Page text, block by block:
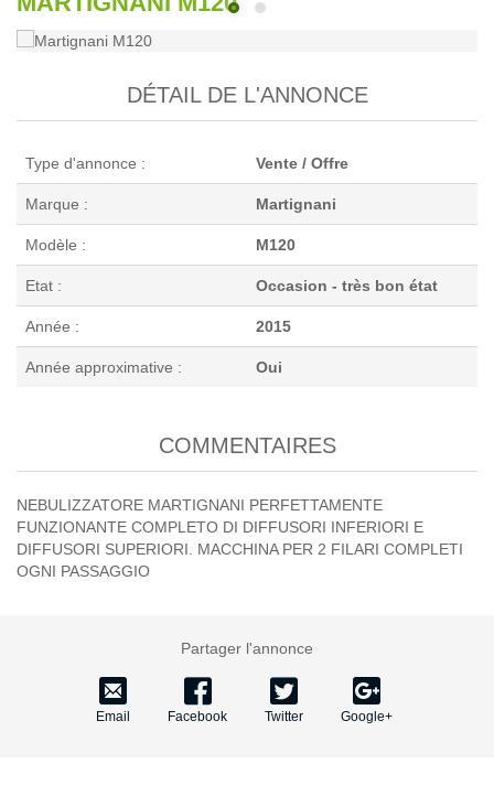
DÉTAIL DE L'ANNONCE
Type d'annonce : Vente / Offre
Marque : Martignani
Modèle : M120
Etat : Occasion - très bon état
Année : 2015
Année approximative : Oui
COMMENTAIRES
NEBULIZZATORE MARTIGNANI PERFETTAMENTE
FUNZIONANTE COMPLETO DI DIFFUSORI INFERIORI E
DIFFUSORI SUPERIORI. MACCHINA PER 2 FILARI COMPLETI
OGNI PASSAGGIO
Partager l'annonce
Email Facebook Twitter Google+